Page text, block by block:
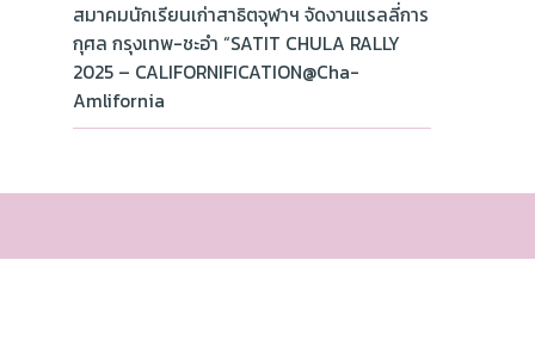
สมาคมนักเรียนเก่าสาธิตจุฬาฯ จัดงานแรลลี่การ
กุศล กรุงเทพ-ชะอำ “SATIT CHULA RALLY
2025 – CALIFORNIFICATION@Cha-
Amlifornia